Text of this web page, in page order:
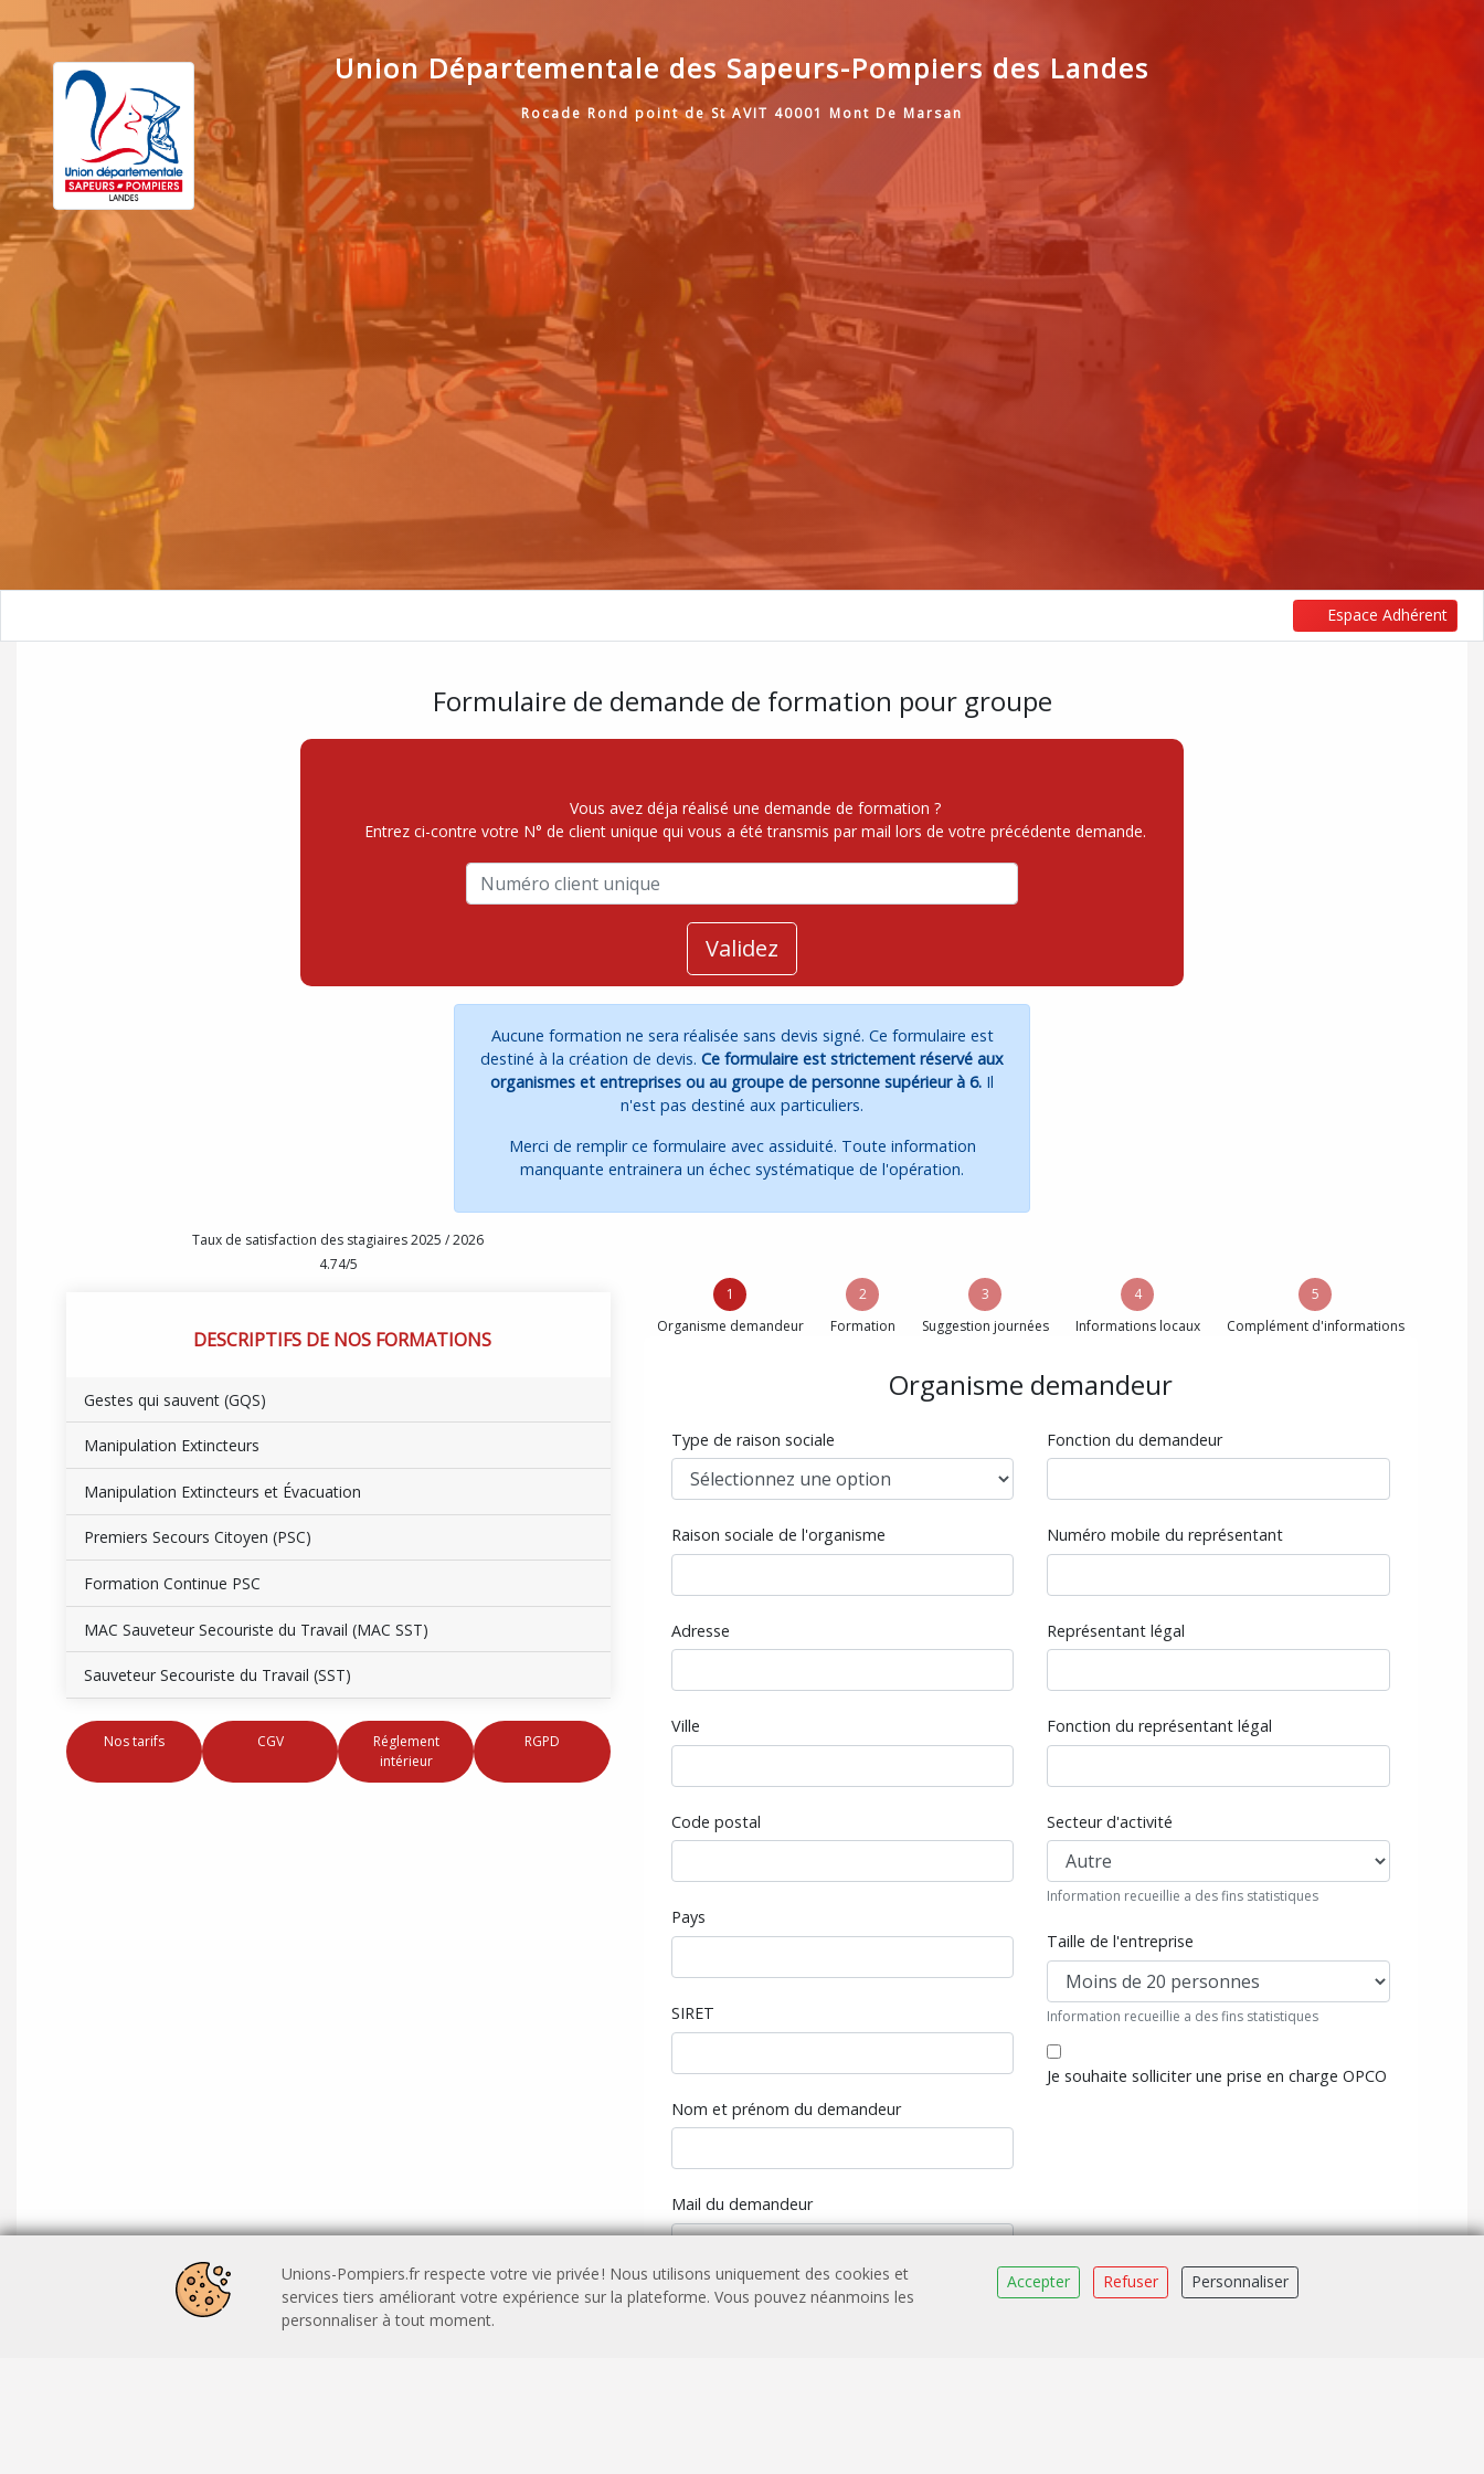
Union Départementale des Sapeurs-Pompiers des Landes
Rocade Rond point de St AVIT 40001 Mont De Marsan
Espace Adhérent
Formulaire de demande de formation pour groupe
Vous avez déja réalisé une demande de formation ?
Entrez ci-contre votre N° de client unique qui vous a été transmis par mail lors de votre précédente demande.
Validez
Aucune formation ne sera réalisée sans devis signé. Ce formulaire est
destiné à la création de devis. Ce formulaire est strictement réservé aux
organismes et entreprises ou au groupe de personne supérieur à 6. Il
n'est pas destiné aux particuliers.
Merci de remplir ce formulaire avec assiduité. Toute information
manquante entrainera un échec systématique de l'opération.
Taux de satisfaction des stagiaires 2025 / 2026
4.74/5
DESCRIPTIFS DE NOS FORMATIONS
Gestes qui sauvent (GQS)
Manipulation Extincteurs
Manipulation Extincteurs et Évacuation
Premiers Secours Citoyen (PSC)
Formation Continue PSC
MAC Sauveteur Secouriste du Travail (MAC SST)
Sauveteur Secouriste du Travail (SST)
Nos tarifs CGV
Réglement
intérieur
RGPD
1
Organisme demandeur
2
Formation
3
Suggestion journées
4
Informations locaux
5
Complément d'informations
Organisme demandeur
Type de raison sociale
Raison sociale de l'organisme
Adresse
Ville
Code postal
Pays
SIRET
Nom et prénom du demandeur
Mail du demandeur
Fonction du demandeur
Numéro mobile du représentant
Représentant légal
Fonction du représentant légal
Secteur d'activité
Information recueillie a des fins statistiques
Taille de l'entreprise
Information recueillie a des fins statistiques
Je souhaite solliciter une prise en charge OPCO
Unions-Pompiers.fr respecte votre vie privée ! Nous utilisons uniquement des cookies et
services tiers améliorant votre expérience sur la plateforme. Vous pouvez néanmoins les
personnaliser à tout moment.
Accepter Refuser Personnaliser